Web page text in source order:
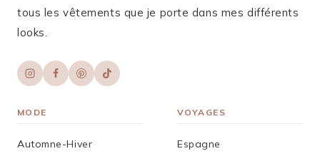
tous les vêtements que je porte dans mes différents
looks.
MODE
Automne-Hiver
VOYAGES
Espagne